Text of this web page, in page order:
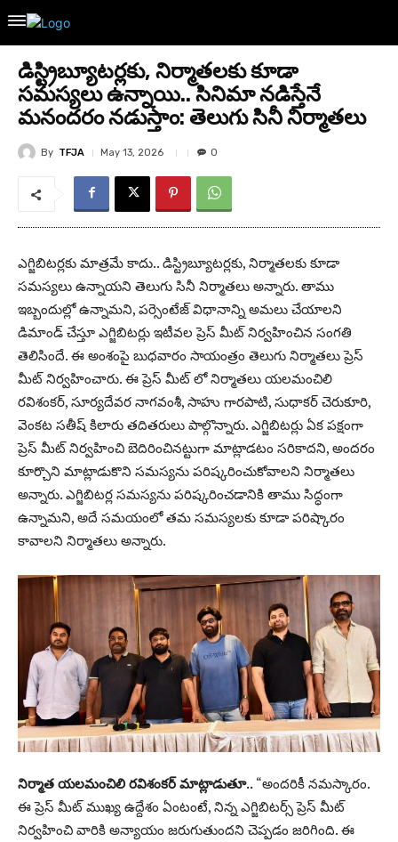
డిస్ట్రిబ్యూటర్లకు, నిర్మాతలకు కూడా
సమస్యలు ఉన్నాయి.. సినిమా నడిస్తేనే
మనందరం నడుస్తాం: తెలుగు సినీ నిర్మాతలు
By TFJA May 13, 2026 0
ఎగ్జిబిటర్లకు మాత్రమే కాదు.. డిస్ట్రిబ్యూటర్లకు, నిర్మాతలకు కూడా
సమస్యలు ఉన్నాయని తెలుగు సినీ నిర్మాతలు అన్నారు. తాము
ఇబ్బందుల్లో ఉన్నామని, పర్సెంటేజ్ విధానాన్ని అమలు చేయాలని
డిమాండ్ చేస్తూ ఎగ్జిబిటర్లు ఇటీవల ప్రెస్ మీట్ నిర్వహించిన సంగతి
తెలిసిందే. ఈ అంశంపై బుధవారం సాయంత్రం తెలుగు నిర్మాతలు ప్రెస్
మీట్ నిర్వహించారు. ఈ ప్రెస్ మీట్ లో నిర్మాతలు యలమంచిలి
రవిశంకర్, సూర్యదేవర నాగవంశీ, సాహు గారపాటి, సుధాకర్ చెరుకూరి,
వెంకట సతీష్ కిలారు తదితరులు పాల్గొన్నారు. ఎగ్జిబిటర్లు ఏక పక్షంగా
ప్రెస్ మీట్ నిర్వహించి బెదిరించినట్టుగా మాట్లాడటం సరికాదని, అందరం
కూర్చొని మాట్లాడుకొని సమస్యను పరిష్కరించుకోవాలని నిర్మాతలు
అన్నారు. ఎగ్జిబిటర్ల సమస్యను పరిష్కరించడానికి తాము సిద్ధంగా
ఉన్నామని, అదే సమయంలో తమ సమస్యలకు కూడా పరిష్కారం
కావాలని నిర్మాతలు అన్నారు.
నిర్మాత యలమంచిలి రవిశంకర్ మాట్లాడుతూ.. “అందరికీ నమస్కారం.
ఈ ప్రెస్ మీట్ ముఖ్య ఉద్దేశం ఏంటంటే, నిన్న ఎగ్జిబిటర్స్ ప్రెస్ మీట్
నిర్వహించి వారికి అన్యాయం జరుగుతుందని చెప్పడం జరిగింది. ఈ